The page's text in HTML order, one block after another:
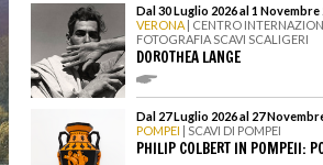
Dal 30 Luglio 2026 al 1 Novembre
VERONA | CENTRO
FOTOGRAFIA SCAVI SCALIGERI
DOROTHEA LANGE
Dal 27 Luglio 2026 al 27
POMPEI | SCAVI DI POMPEI
PHILIP COLBERT IN POMPEII: